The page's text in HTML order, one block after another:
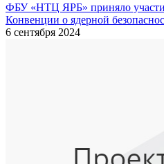
ФБУ «НТЦ ЯРБ» приняло
Конвенции о ядерной
6 сентября 2024